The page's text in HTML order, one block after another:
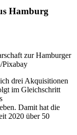
Hamburg
zur Hamburger
Pixabay
drei Akquisitionen
im Gleichschritt
Damit hat die
2020 über 50